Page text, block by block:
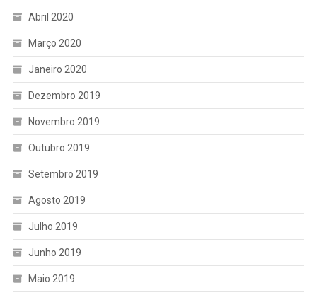
Abril 2020
Março 2020
Janeiro 2020
Dezembro 2019
Novembro 2019
Outubro 2019
Setembro 2019
Agosto 2019
Julho 2019
Junho 2019
Maio 2019